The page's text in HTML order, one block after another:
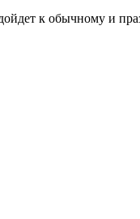
к обычному и